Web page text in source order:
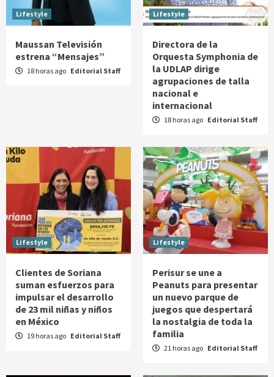
Lifestyle
Maussan Televisión
estrena “Mensajes”
18 horas ago Editorial Staff
Lifestyle
Directora de la
Orquesta Symphonia de
la UDLAP dirige
agrupaciones de talla
nacional e
internacional
18 horas ago Editorial Staff
Lifestyle
Clientes de Soriana
suman esfuerzos para
impulsar el desarrollo
de 23 mil niñas y niños
en México
19 horas ago Editorial Staff
Lifestyle
Perisur se une a
Peanuts para presentar
un nuevo parque de
juegos que despertará
la nostalgia de toda la
familia
21 horas ago Editorial Staff